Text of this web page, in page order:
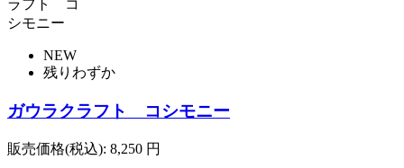
NEW
残りわずか
ガウラクラフト コシモニー
販売価格(税込): 8,250 円